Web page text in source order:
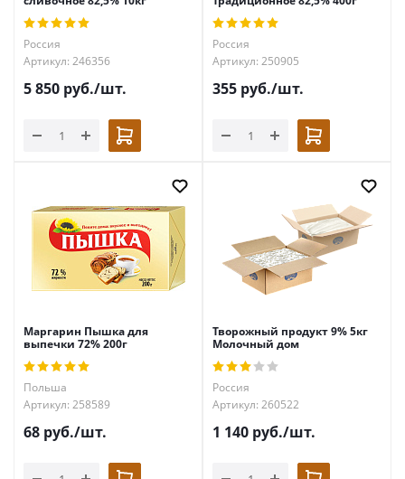
Россия
Артикул: 246356
5 850 руб./шт.
Россия
Артикул: 250905
355 руб./шт.
Маргарин Пышка для
выпечки 72% 200г
Польша
Артикул: 258589
68 руб./шт.
Творожный продукт 9% 5кг
Молочный дом
Россия
Артикул: 260522
1 140 руб./шт.